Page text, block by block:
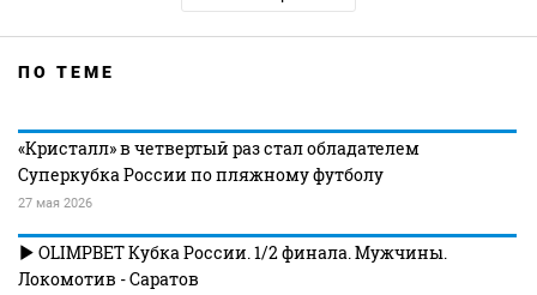
ПО ТЕМЕ
«Кристалл»​ в четвертый раз стал обладателем
Суперкубка России по пляжному футболу
27 мая 2026
OLIMPBET Кубка России. 1/2 финала. Мужчины.
Локомотив - Саратов